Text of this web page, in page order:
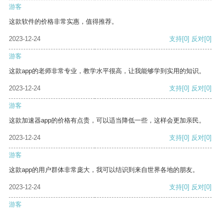
游客
这款软件的价格非常实惠，值得推荐。
2023-12-24 支持[0] 反对[0]
游客
这款app的老师非常专业，教学水平很高，让我能够学到实用的知识。
2023-12-24 支持[0] 反对[0]
游客
这款加速器app的价格有点贵，可以适当降低一些，这样会更加亲民。
2023-12-24 支持[0] 反对[0]
游客
这款app的用户群体非常庞大，我可以结识到来自世界各地的朋友。
2023-12-24 支持[0] 反对[0]
游客